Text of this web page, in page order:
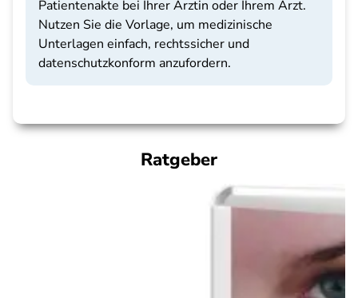
Patientenakte bei Ihrer Ärztin oder Ihrem Arzt.
Nutzen Sie die Vorlage, um medizinische
Unterlagen einfach, rechtssicher und
datenschutzkonform anzufordern.
Ratgeber